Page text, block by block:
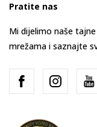
Pratite nas
Mi dijelimo naše
mrežama i saznajte